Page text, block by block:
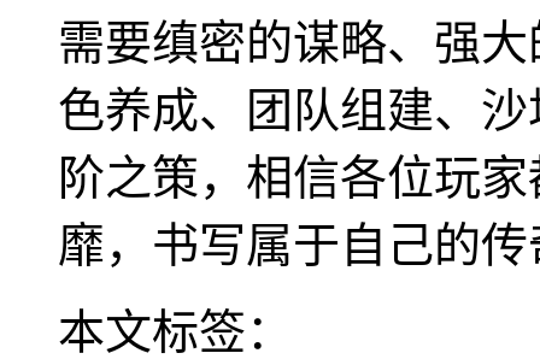
需要缜密的谋略、强
色养成、团队组建、
阶之策，相信各位玩
靡，书写属于自己的
本文标签：